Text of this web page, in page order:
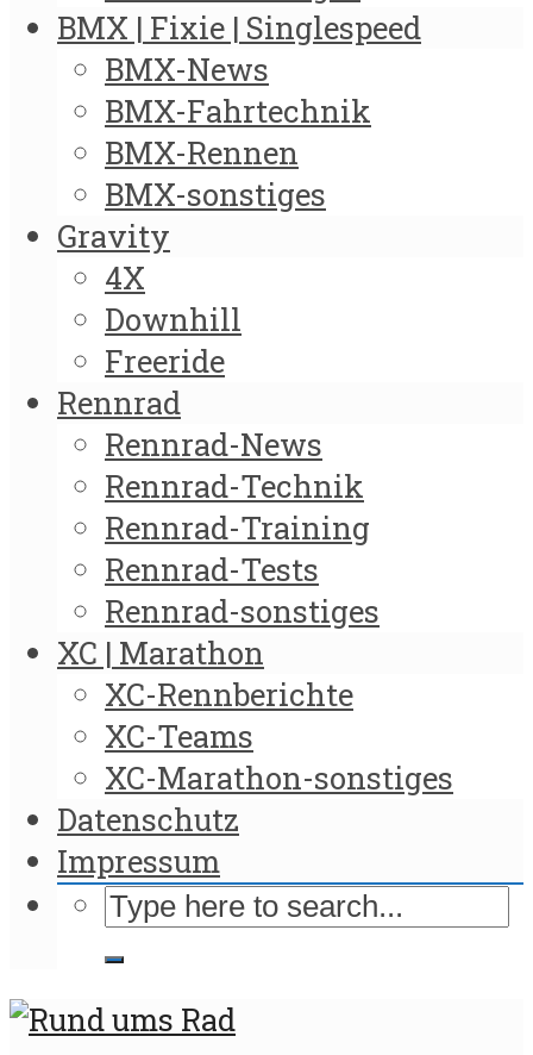
BMX | Fixie | Singlespeed
BMX-News
BMX-Fahrtechnik
BMX-Rennen
BMX-sonstiges
Gravity
4X
Downhill
Freeride
Rennrad
Rennrad-News
Rennrad-Technik
Rennrad-Training
Rennrad-Tests
Rennrad-sonstiges
XC | Marathon
XC-Rennberichte
XC-Teams
XC-Marathon-sonstiges
Datenschutz
Impressum